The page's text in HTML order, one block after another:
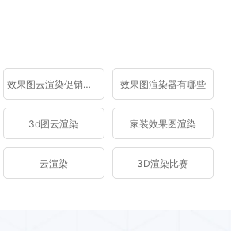
效果图云渲染促销活动 效果图渲染器有哪些
3d图云渲染 家装效果图渲染
云渲染 3D渲染比赛